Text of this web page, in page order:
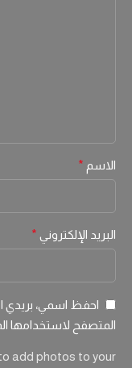
الاسم *
البريد الإلكتروني *
احفظ اسمي، بريدي
المتصفح لاستخدامها
add photos to your